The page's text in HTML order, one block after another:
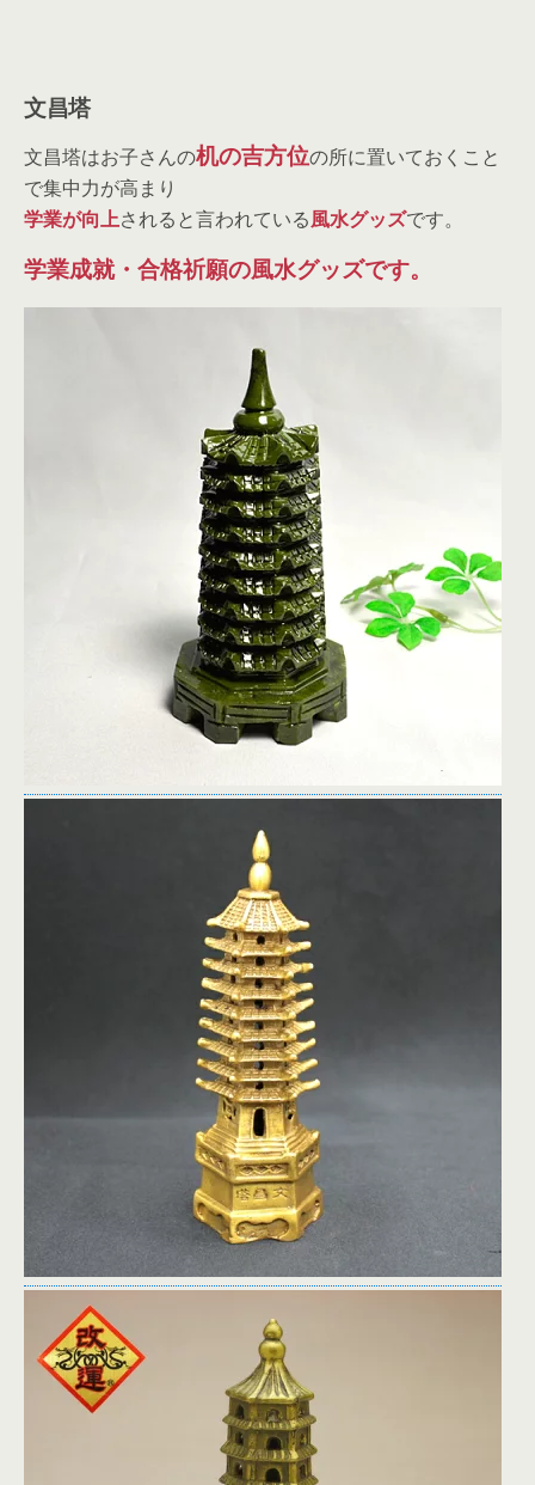
文昌塔
文昌塔はお子さんの机の吉方位の所に置いておくこと
で集中力が高まり
学業が向上されると言われている風水グッズです。
学業成就・合格祈願の風水グッズです。